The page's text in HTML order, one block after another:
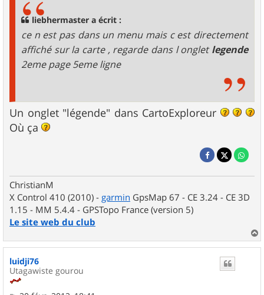
liebhermaster a écrit :
ce n est pas dans un menu mais c est directement
affiché sur la carte , regarde dans l ongletlegende
2eme page 5eme ligne
Un onglet "légende" dans CartoExploreur
Où ça
ChristianM
X Control 410 (2010) - garmin GpsMap 67 - CE 3.24 - CE 3D
1.15 - MM 5.4.4 - GPSTopo France (version 5)
Le site web du club
a
u
luidji76
Utagawiste gourou